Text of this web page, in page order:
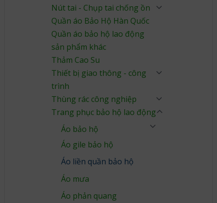
Nút tai - Chụp tai chống ồn
Quần áo Bảo Hộ Hàn Quốc
Quần áo bảo hộ lao động
sản phẩm khác
Thảm Cao Su
Thiết bị giao thông - công
trình
Thùng rác công nghiệp
Trang phục bảo hộ lao động
Áo bảo hộ
Áo gile bảo hộ
Áo liền quần bảo hộ
Áo mưa
Áo phản quang